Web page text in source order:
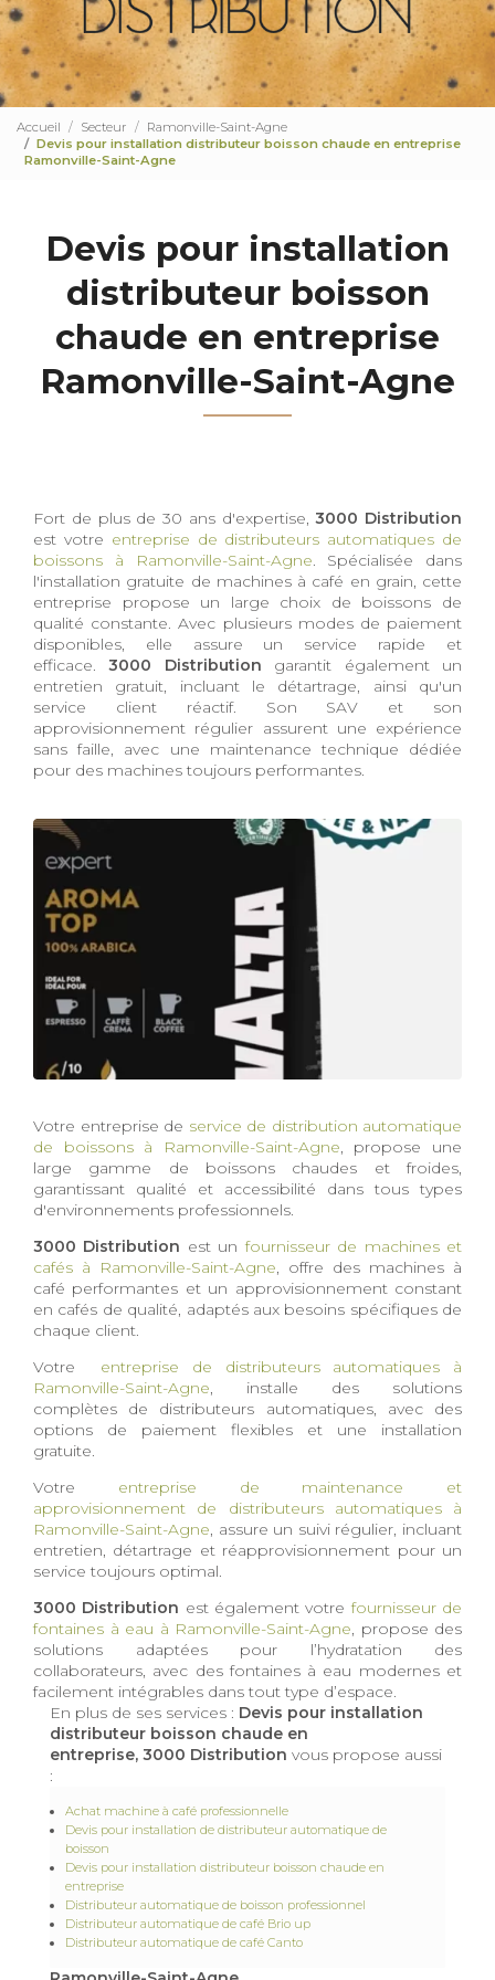
Accueil Secteur
Ramonville-Saint-Agne
Devis pour installation distributeur boisson chaude en entreprise
Ramonville-Saint-Agne
Devis pour installation
distributeur boisson
chaude en entreprise
Ramonville-Saint-Agne
Fort de plus de 30 ans d'expertise,3000 Distribution
est votre entreprise de distributeurs automatiques de
boissons à Ramonville-Saint-Agne. Spécialisée dans
l'installation gratuite de machines à café en grain, cette
entreprise propose un large choix de boissons de
qualité constante. Avec plusieurs modes de paiement
disponibles, elle assure un service rapide et
efficace.3000 Distribution garantit également un
entretien gratuit, incluant le détartrage, ainsi qu'un
service client réactif. Son SAV et son
approvisionnement régulier assurent une expérience
sans faille, avec une maintenance technique dédiée
pour des machines toujours performantes.
Votre entreprise de service de distribution automatique
de boissons à Ramonville-Saint-Agne, propose une
large gamme de boissons chaudes et froides,
garantissant qualité et accessibilité dans tous types
d'environnements professionnels.
3000 Distribution est un fournisseur de machines et
cafés à Ramonville-Saint-Agne, offre des machines à
café performantes et un approvisionnement constant
en cafés de qualité, adaptés aux besoins spécifiques de
chaque client.
Votre entreprise de distributeurs automatiques à
Ramonville-Saint-Agne, installe des solutions
complètes de distributeurs automatiques, avec des
options de paiement flexibles et une installation
gratuite.
Votre entreprise de maintenance et
approvisionnement de distributeurs automatiques à
Ramonville-Saint-Agne, assure un suivi régulier, incluant
entretien, détartrage et réapprovisionnement pour un
service toujours optimal.
3000 Distribution est également votrefournisseur de
fontaines à eau à Ramonville-Saint-Agne, propose des
solutions adaptées pour l’hydratation des
collaborateurs, avec des fontaines à eau modernes et
facilement intégrables dans tout type d’espace.
En plus de ses services : Devis pour installation
distributeur boisson chaude en
entreprise, 3000 Distribution vous propose aussi
:
Achat machine à café professionnelle
Devis pour installation de distributeur automatique de
boisson
Devis pour installation distributeur boisson chaude en
entreprise
Distributeur automatique de boisson professionnel
Distributeur automatique de café Brio up
Distributeur automatique de café Canto